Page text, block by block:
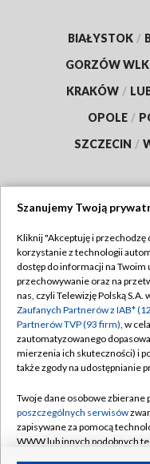
BIAŁYSTOK /
GORZÓW
KRAKÓW /
OPOLE /
SZCZECIN /
Abonament TVP
Emisja w TVP
Centrum informacji
Naziemna Telewizja
Rada Programowa
System NOS
Szanujemy Twoją
Kliknij "Akceptuję i przechodzę
korzystanie z technologii
dostęp do informacji na
przechowywanie oraz na
nas, czyli Telewizję Polską S.A.
Zaufanych Partnerów z IAB*
Partnerów TVP (93 firm), w
zautomatyzowanego
mierzenia ich skuteczności) i
także zgody na udostępnianie
Twoje dane osobowe zbierane
poszczególnych serwisów
zapisywane za pomocą
WWW lub innych podobnych